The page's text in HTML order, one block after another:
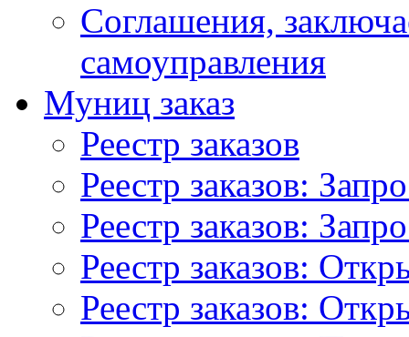
Соглашения,
самоуправления
Муниц заказ
Реестр заказов
Реестр заказов:
Реестр заказов:
Реестр заказов:
Реестр заказов: